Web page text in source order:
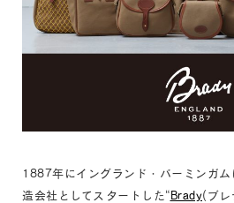
1887年にイングランド・バーミンガム
造会社としてスタートした“ Brady(ブレ